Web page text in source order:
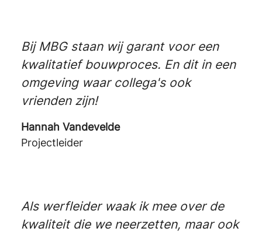
Bij MBG staan wij garant voor een
kwalitatief bouwproces. En dit in een
omgeving waar collega's ook
vrienden zijn!
Hannah Vandevelde
Projectleider
Als werfleider waak ik mee over de
kwaliteit die we neerzetten, maar ook